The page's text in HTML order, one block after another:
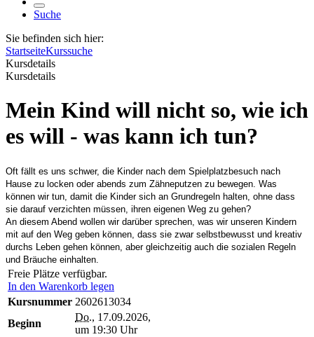
Suche
Sie befinden sich hier:
StartseiteKurssuche
Kursdetails
Kursdetails
Mein Kind will nicht so, wie ich
es will - was kann ich tun?
Oft fällt es uns schwer, die Kinder nach dem Spielplatzbesuch nach
Hause zu locken oder abends zum Zähneputzen zu bewegen. Was
können wir tun, damit die Kinder sich an Grundregeln halten, ohne dass
sie darauf verzichten müssen, ihren eigenen Weg zu gehen?
An diesem Abend wollen wir darüber sprechen, was wir unseren Kindern
mit auf den Weg geben können, dass sie zwar selbstbewusst und kreativ
durchs Leben gehen können, aber gleichzeitig auch die sozialen Regeln
und Bräuche einhalten.
Freie Plätze verfügbar.
In den Warenkorb legen
Kursnummer 2602613034
Beginn
Do., 17.09.2026,
um 19:30 Uhr